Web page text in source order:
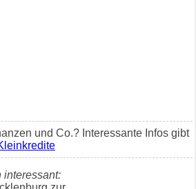
und Co.? Interessante Infos gibt
interessant: